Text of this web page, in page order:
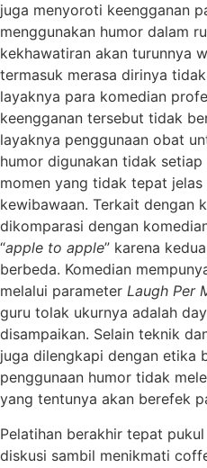
juga menyoroti keengganan
menggunakan humor dalam
kekhawatiran akan turunnya
termasuk merasa dirinya
layaknya para komedian
keengganan tersebut tidak
layaknya penggunaan obat
humor digunakan tidak
momen yang tidak tepat jelas
kewibawaan. Terkait dengan
dikomparasi dengan
“apple to apple” karena
berbeda. Komedian
melalui parameter Laugh Per
guru tolak ukurnya adalah
disampaikan. Selain teknik
juga dilengkapi dengan etika
penggunaan humor tidak
yang tentunya akan berefek
Pelatihan berakhir tepat
diskusi sambil menikmati